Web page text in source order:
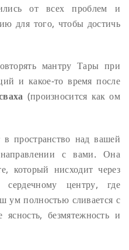
от всех проблем и
для того, чтобы достичь
мантру Тары при
и какое-то время после
(произносится как ом
пространство над вашей
с вами. Она
который нисходит через
центру, где
ум полностью сливается с
безмятежность и